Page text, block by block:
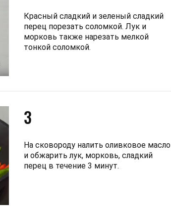
Красный сладкий и зеленый сладкий
перец порезать соломкой. Лук и
морковь также нарезать мелкой
тонкой соломкой.
3
На сковороду налить оливковое масло
и обжарить лук, морковь, сладкий
перец в течение 3 минут.